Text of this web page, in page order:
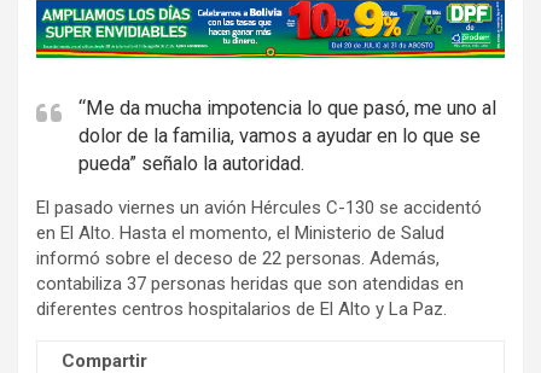
A
d
e
i
s
e
m
n
“Me da mucha impotencia lo que pasó, me uno al
dolor de la familia, vamos a ayudar en lo que se
pueda” señalo la autoridad.
El pasado viernes un avión Hércules C-130 se accidentó
en El Alto. Hasta el momento, el Ministerio de Salud
informó sobre el deceso de 22 personas. Además,
contabiliza 37 personas heridas que son atendidas en
diferentes centros hospitalarios de El Alto y La Paz.
Compartir